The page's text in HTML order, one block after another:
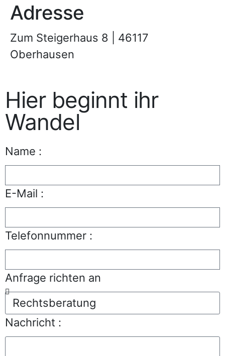
Adresse
Zum Steigerhaus 8 | 46117
Oberhausen
Hier beginnt ihr
Wandel
Name :
E-Mail :
Telefonnummer :
Anfrage richten an
Nachricht :